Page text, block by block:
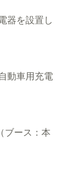
器を設置し
動車用充電
ブース：本